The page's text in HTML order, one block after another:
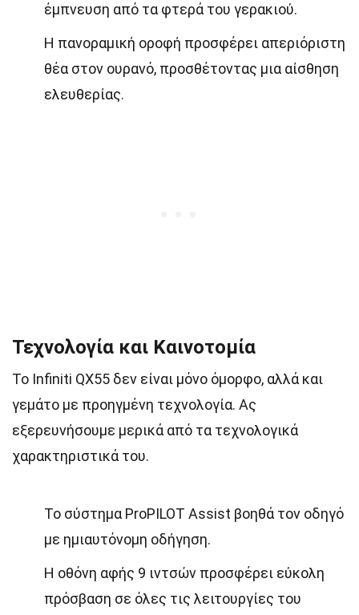
έμπνευση από τα φτερά του γερακιού.
Η πανοραμική οροφή προσφέρει απεριόριστη
θέα στον ουρανό, προσθέτοντας μια αίσθηση
ελευθερίας.
Τεχνολογία και Καινοτομία
Το Infiniti QX55 δεν είναι μόνο όμορφο, αλλά και
γεμάτο με προηγμένη τεχνολογία. Ας
εξερευνήσουμε μερικά από τα τεχνολογικά
χαρακτηριστικά του.
Το σύστημα ProPILOT Assist βοηθά τον οδηγό
με ημιαυτόνομη οδήγηση.
Η οθόνη αφής 9 ιντσών προσφέρει εύκολη
πρόσβαση σε όλες τις λειτουργίες του